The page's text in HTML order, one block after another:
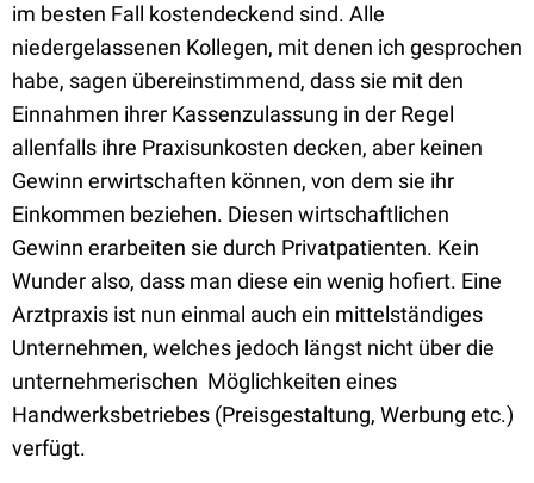
im besten Fall kostendeckend sind. Alle
niedergelassenen Kollegen, mit denen ich gesprochen
habe, sagen übereinstimmend, dass sie mit den
Einnahmen ihrer Kassenzulassung in der Regel
allenfalls ihre Praxisunkosten decken, aber keinen
Gewinn erwirtschaften können, von dem sie ihr
Einkommen beziehen. Diesen wirtschaftlichen
Gewinn erarbeiten sie durch Privatpatienten. Kein
Wunder also, dass man diese ein wenig hofiert. Eine
Arztpraxis ist nun einmal auch ein mittelständiges
Unternehmen, welches jedoch längst nicht über die
unternehmerischen Möglichkeiten eines
Handwerksbetriebes (Preisgestaltung, Werbung etc.)
verfügt.